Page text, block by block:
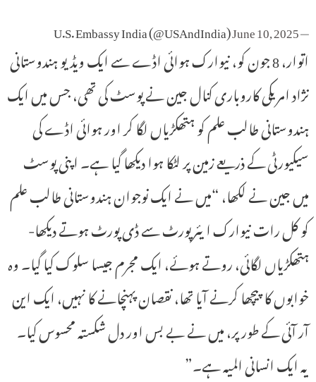
— U.S. Embassy India (@USAndIndia)
June 10, 2025
اتوار، 8 جون کو، نیوارک ہوائی اڈے سے ایک ویڈیو ہندوستانی
نژاد امریکی کاروباری کنال جین نے پوسٹ کی تھی، جس میں ایک
ہندوستانی طالب علم کو ہتھکڑیاں لگا کر اور ہوائی اڈے کی
سیکیورٹی کے ذریعے زمین پر لٹکا ہوا دیکھا گیا ہے۔ اپنی پوسٹ
میں جین نے لکھا، “میں نے ایک نوجوان ہندوستانی طالب علم
کو کل رات نیوارک ایئرپورٹ سے ڈی پورٹ ہوتے دیکھا-
ہتھکڑیاں لگائی، روتے ہوئے، ایک مجرم جیسا سلوک کیا گیا۔ وہ
خوابوں کا پیچھا کرنے آیا تھا، نقصان پہنچانے کا نہیں، ایک این
آر آئی کے طور پر، میں نے بے بس اور دل شکستہ محسوس کیا۔
یہ ایک انسانی المیہ ہے۔”